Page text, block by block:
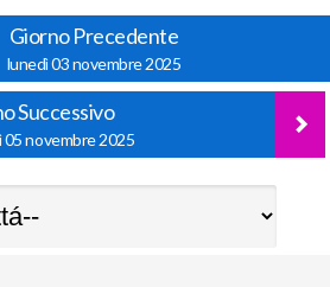
Giorno Precedente
lunedì 03 novembre 2025
Successivo
05 novembre 2025